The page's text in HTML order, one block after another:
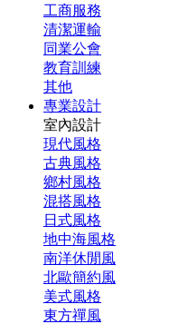
工商服務
清潔運輸
同業公會
教育訓練
其他
專業設計
室內設計
現代風格
古典風格
鄉村風格
混搭風格
日式風格
地中海風格
南洋休閒風
北歐簡約風
美式風格
東方禪風